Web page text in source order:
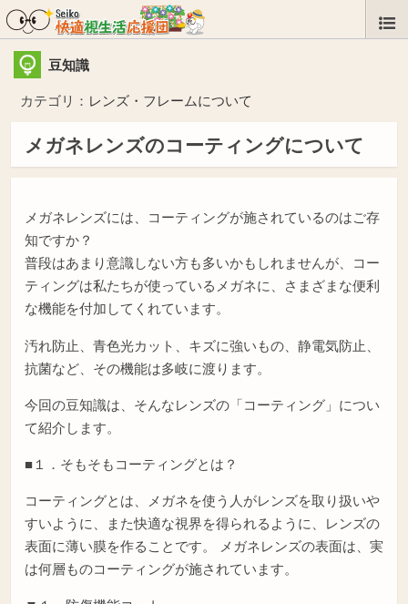
豆知識
カテゴリ： レンズ・フレームについて
メガネレンズのコーティングについて
メガネレンズには、コーティングが施されているのはご存
知ですか？
普段はあまり意識しない方も多いかもしれませんが、コー
ティングは私たちが使っているメガネに、さまざまな便利
な機能を付加してくれています。
汚れ防止、青色光カット、キズに強いもの、静電気防止、
抗菌など、その機能は多岐に渡ります。
今回の豆知識は、そんなレンズの「コーティング」につい
て紹介します。
■１．そもそもコーティングとは？
コーティングとは、メガネを使う人がレンズを取り扱いや
すいように、また快適な視界を得られるように、レンズの
表面に薄い膜を作ることです。 メガネレンズの表面は、実
は何層ものコーティングが施されています。